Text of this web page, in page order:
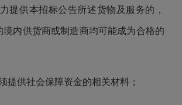
提供本招标公告所述货物及服务的，
境内供货商或制造商均可能成为合格的
提供社会保障资金的相关材料；